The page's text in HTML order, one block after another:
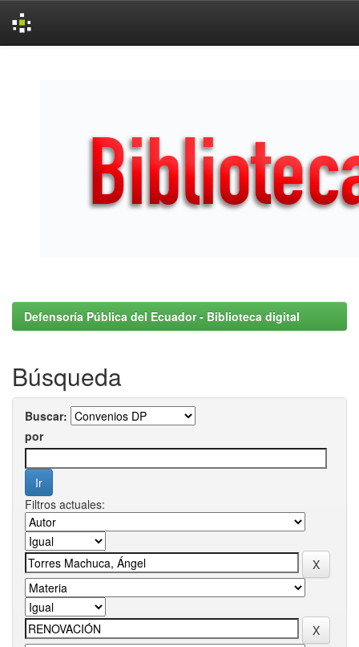
Defensoría Pública del Ecuador - Biblioteca digital
Búsqueda
Buscar:
por
Filtros actuales: